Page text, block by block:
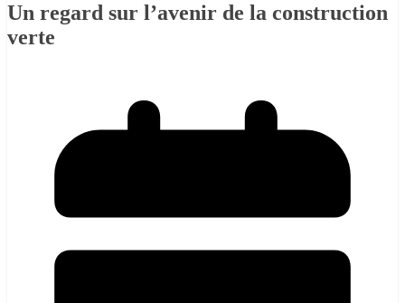
Un regard sur l’avenir de la construction
verte